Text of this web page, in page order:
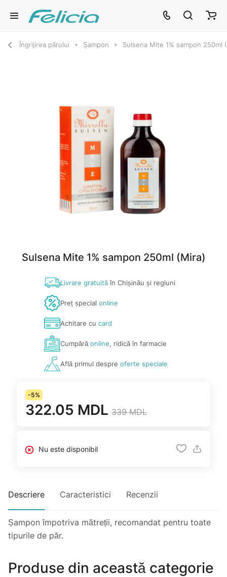
Îngrijirea părului Șampon Sulsena Mite 1% sampon 250ml
Sulsena Mite 1% sampon 250ml (Mira)
Livrare gratuităîn Chișinău și regiuni
Preț special online
Achitare cu card
Cumpărăonline, ridică în farmacie
Află primul despre oferte speciale
-5%
322.05 MDL 339 MDL
Nu este disponibil
Descriere Caracteristici Recenzii
Șampon împotriva mătreții, recomandat pentru toate
tipurile de păr.
Produse din această categorie